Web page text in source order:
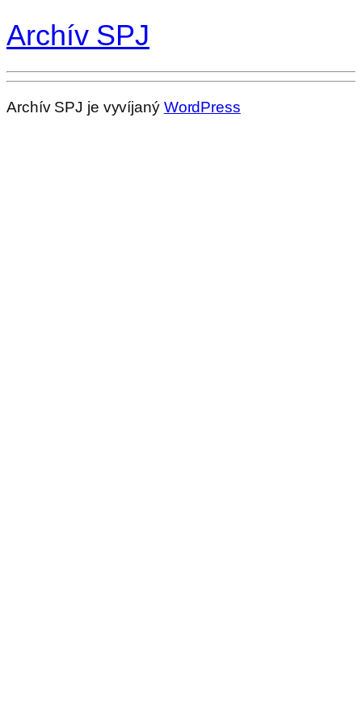
Archív SPJ
Archív SPJ je vyvíjaný WordPress